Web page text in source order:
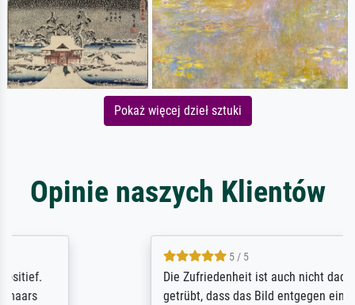
Pokaż więcej dzieł sztuki
Opinie naszych Klientów
Die Zufriedenheit ist auch nicht dadurch
getrübt, dass das Bild entgegen einer